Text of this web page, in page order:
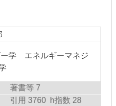
学 エネルギーマネジ
著書等 7
引用 3760 h指数 28